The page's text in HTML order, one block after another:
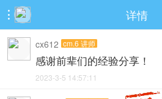
 详情
cx612 cm.6 讲师
感谢前辈们的经验分享！
2023-3-5 14:57:11